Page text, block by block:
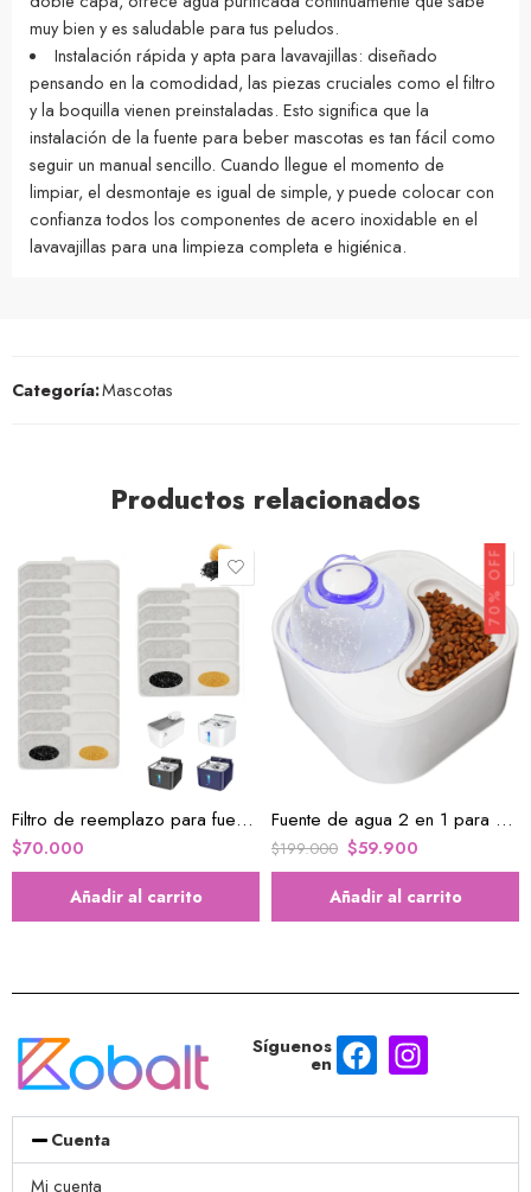
muy bien y es saludable para tus peludos.
Instalación rápida y apta para lavavajillas: diseñado
pensando en la comodidad, las piezas cruciales como el filtro
y la boquilla vienen preinstaladas. Esto significa que la
instalación de la fuente para beber mascotas es tan fácil como
seguir un manual sencillo. Cuando llegue el momento de
limpiar, el desmontaje es igual de simple, y puede colocar con
confianza todos los componentes de acero inoxidable en el
lavavajillas para una limpieza completa e higiénica.
Categoría:Mascotas
Productos relacionados
Filtro de reemplazo para fuente de mascotas x9
$70.000
Añadir al carrito
70% OFF
Fuente de agua 2 en 1 para gatos y cuenco de alimentación
$199.000 $59.900
Añadir al carrito
Síguenos
en
Cuenta
Mi cuenta